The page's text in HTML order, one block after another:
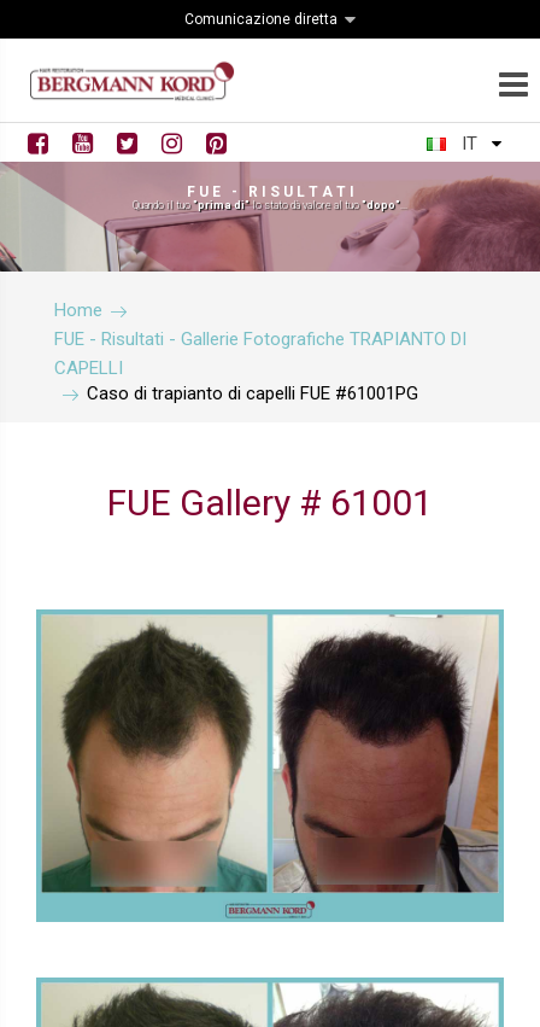
Comunicazione diretta
IT
F U E - R I S U L T A T I
Quando il tuo "prima di"lo stato dà valore al tuo "dopo"...
Home
FUE - Risultati - Gallerie Fotografiche TRAPIANTO DI
CAPELLI
Caso di trapianto di capelli FUE #61001PG
FUE Gallery # 61001